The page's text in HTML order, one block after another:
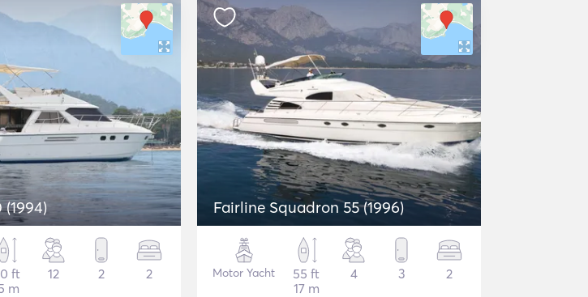
ft
m
12 2 2
Fairline Squadron 55 (1996)
Motor Yacht
55 ft
17 m
4 3 2